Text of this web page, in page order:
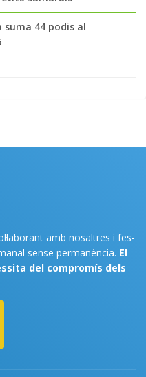
suma 44 podis al
amb nosaltres i fes-
sense permanència. El
del compromís dels